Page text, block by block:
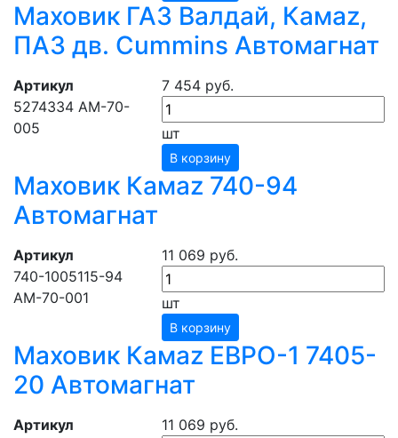
Маховик ГАЗ Валдай, Камаz,
ПАЗ дв. Cummins Автомагнат
Артикул
5274334 АМ-70-
005
7 454 руб.
шт
В корзину
Маховик Камаz 740-94
Автомагнат
Артикул
740-1005115-94
АМ-70-001
11 069 руб.
шт
В корзину
Маховик Камаz ЕВРО-1 7405-
20 Автомагнат
Артикул
11 069 руб.